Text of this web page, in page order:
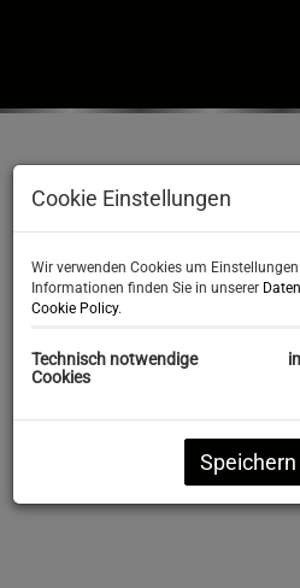
Cookie Einstellungen
Wir verwenden Cookies um
Informationen finden Sie in unserer
Cookie Policy.
Technisch notwendige
Cookies
Speichern